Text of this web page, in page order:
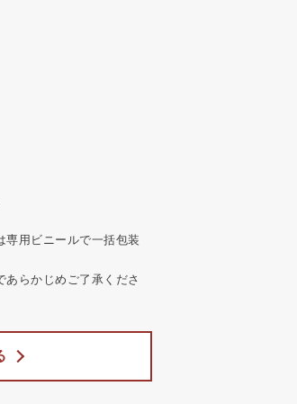
用ビニールで一括包装
らかじめご了承くださ